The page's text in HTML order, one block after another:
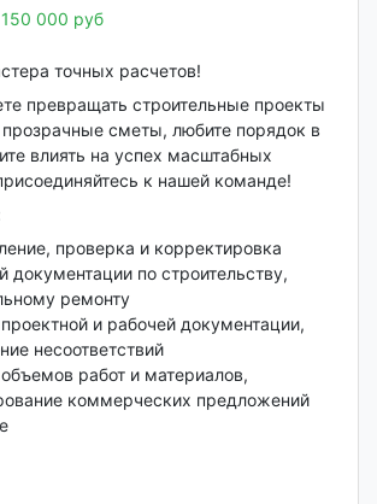
000 руб
точных расчетов!
превращать строительные проекты
прозрачные сметы, любите порядок в
влиять на успех масштабных
к нашей команде!
проверка и корректировка
документации по строительству,
ремонту
и рабочей документации,
несоответствий
работ и материалов,
коммерческих предложений